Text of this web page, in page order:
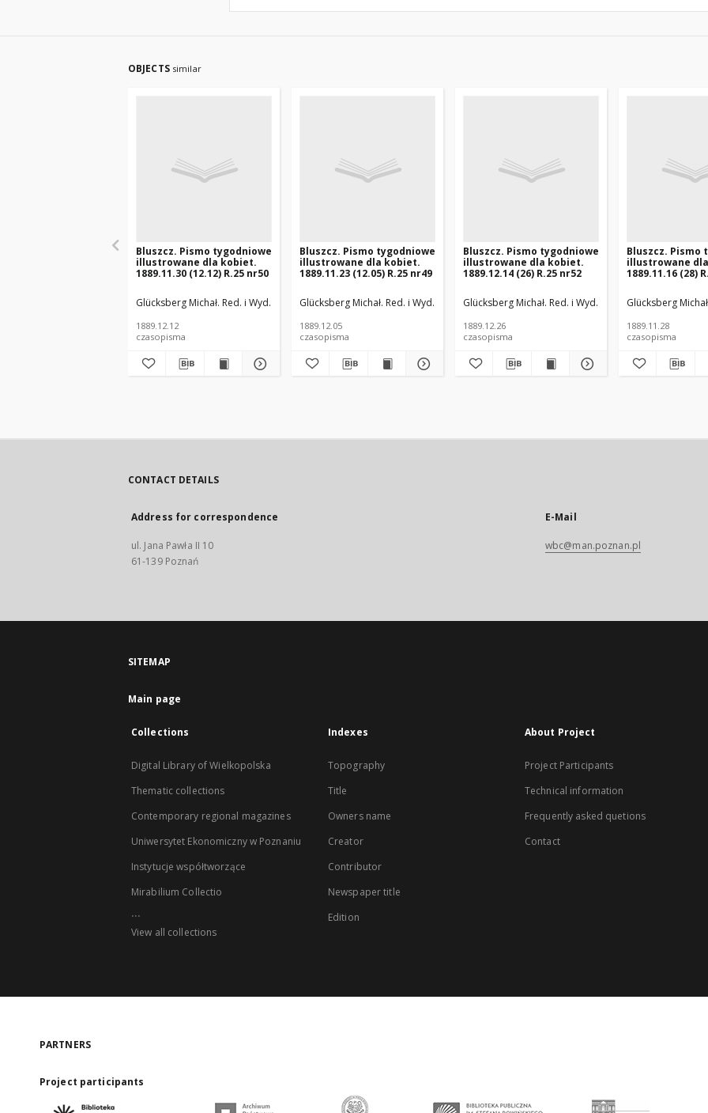
OBJECTS similar
Bluszcz. Pismo tygodniowe
illustrowane dla kobiet.
1889.11.30 (12.12) R.25 nr50
Glücksberg Michał. Red. i Wyd.
1889.12.12
czasopisma
Bluszcz. Pismo tygodniowe
illustrowane dla kobiet.
1889.11.23 (12.05) R.25 nr49
Glücksberg Michał. Red. i Wyd.
1889.12.05
czasopisma
Bluszcz. Pismo tygodniowe
illustrowane dla kobiet.
1889.12.14 (26) R.25 nr52
Glücksberg Michał. Red. i Wyd.
1889.12.26
czasopisma
Bluszcz. Pismo
illustrowane
1889.11.16 (28)
Glücksberg
1889.11.28
czasopisma
CONTACT DETAILS
Address for correspondence
ul. Jana Pawła II 10
61-139 Poznań
E-Mail
wbc@man.poznan.pl
SITEMAP
Main page
Collections
Digital Library of Wielkopolska
Thematic collections
Contemporary regional magazines
Uniwersytet Ekonomiczny w Poznaniu
Instytucje współtworzące
Mirabilium Collectio
...
View all collections
Indexes
Topography
Title
Owners name
Creator
Contributor
Newspaper title
Edition
About Project
Project Participants
Technical information
Frequently asked quetions
Contact
PARTNERS
Project participants